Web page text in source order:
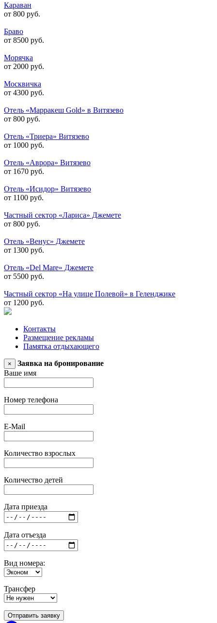
Караван
от 800 руб.
Браво
от 8500 руб.
Морячка
от 2000 руб.
Москвичка
от 4300 руб.
Отель «Марракеш Gold» в Витязево
от 800 руб.
Отель «Триера» Витязево
от 1000 руб.
Отель «Аврора» Витязево
от 1670 руб.
Отель «Исидор» Витязево
от 1100 руб.
Частный сектор «Лариса» Джемете
от 800 руб.
Отель «Венус» Джемете
от 1300 руб.
Отель «Del Mare» Джемете
от 5500 руб.
Частный сектор «На улице Полевой» в Геленджике
от 1200 руб.
Контакты
Размещение рекламы
Памятка отдыхающего
×
Заявка на бронирование
Ваше имя
Номер телефона
E-Mail
Количество взрослых
Количество детей
Дата приезда
Дата отъезда
Вид номера:
Трансфер
Отправить заявку